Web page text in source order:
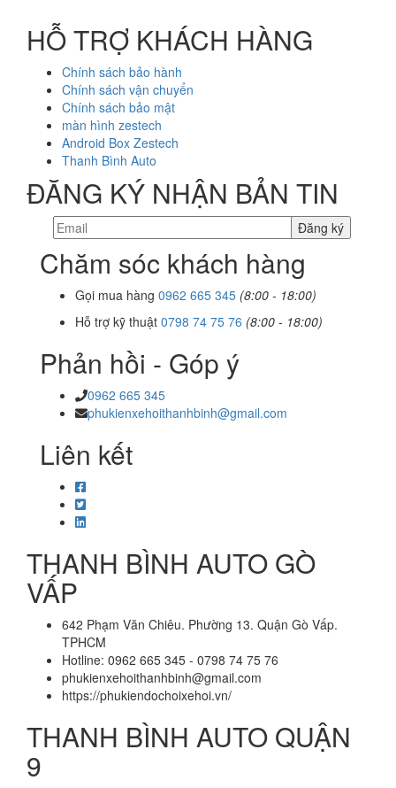
HỖ TRỢ KHÁCH HÀNG
Chính sách bảo hành
Chính sách vận chuyển
Chính sách bảo mật
màn hình zestech
Android Box Zestech
Thanh Bình Auto
ĐĂNG KÝ NHẬN BẢN TIN
Chăm sóc khách hàng
Gọi mua hàng 0962 665 345 (8:00 - 18:00)
Hỗ trợ kỹ thuật 0798 74 75 76 (8:00 - 18:00)
Phản hồi - Góp ý
0962 665 345
phukienxehoithanhbinh@gmail.com
Liên kết
THANH BÌNH AUTO GÒ
VẤP
642 Phạm Văn Chiêu. Phường 13. Quận Gò Vấp.
TPHCM
Hotline: 0962 665 345 - 0798 74 75 76
phukienxehoithanhbinh@gmail.com
https://phukiendochoixehoi.vn/
THANH BÌNH AUTO QUẬN
9